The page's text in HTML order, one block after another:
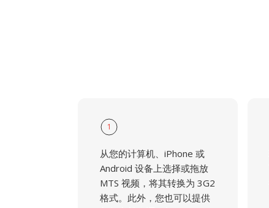
1
从您的计算机、iPhone 或
Android 设备上选择或拖放
MTS 视频，将其转换为 3G2
格式。此外，您也可以提供